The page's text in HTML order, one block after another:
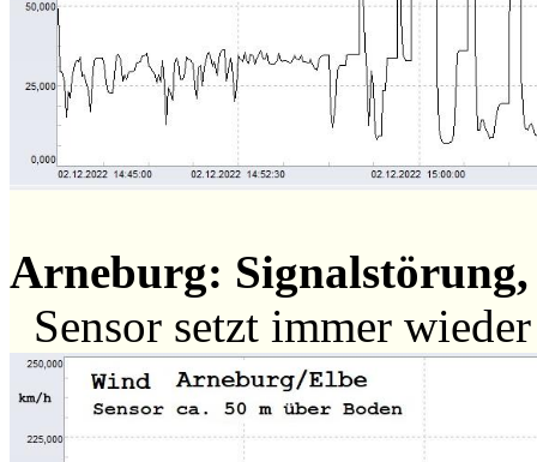
Arneburg: Signalstörung,
Sensor setzt immer